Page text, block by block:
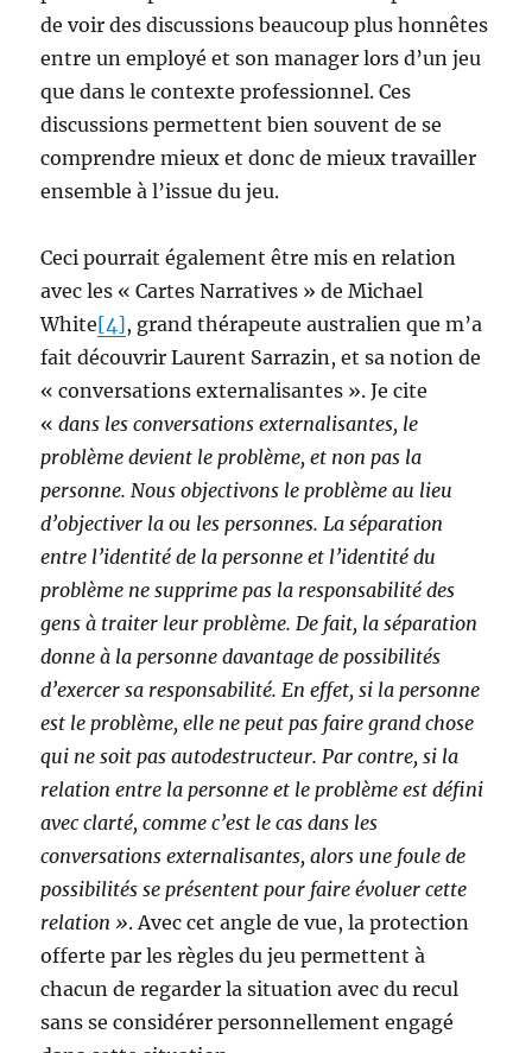
de voir des discussions beaucoup plus honnêtes
entre un employé et son manager lors d’un jeu
que dans le contexte professionnel. Ces
discussions permettent bien souvent de se
comprendre mieux et donc de mieux travailler
ensemble à l’issue du jeu.
Ceci pourrait également être mis en relation
avec les « Cartes Narratives » de Michael
White[4], grand thérapeute australien que m’a
fait découvrir Laurent Sarrazin, et sa notion de
« conversations externalisantes ». Je cite
«dans les conversations externalisantes, le
problème devient le problème, et non pas la
personne. Nous objectivons le problème au lieu
d’objectiver la ou les personnes. La séparation
entre l’identité de la personne et l’identité du
problème ne supprime pas la responsabilité des
gens à traiter leur problème. De fait, la séparation
donne à la personne davantage de possibilités
d’exercer sa responsabilité. En effet, si la personne
est le problème, elle ne peut pas faire grand chose
qui ne soit pas autodestructeur. Par contre, si la
relation entre la personne et le problème est défini
avec clarté, comme c’est le cas dans les
conversations externalisantes, alors une foule de
possibilités se présentent pour faire évoluer cette
relation ». Avec cet angle de vue, la protection
offerte par les règles du jeu permettent à
chacun de regarder la situation avec du recul
sans se considérer personnellement engagé